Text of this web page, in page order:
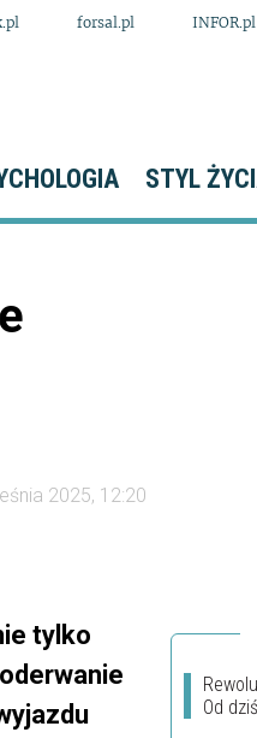
forsal.pl INFOR.pl
STYL
2025, 12:20
tylko
Od